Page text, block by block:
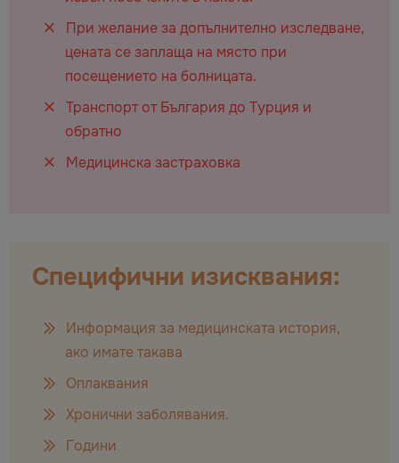
При желание за допълнително изследване,
цената се заплаща на място при
посещението на болницата.
Транспорт от България до Турция и
обратно
Медицинска застраховка
Специфични изисквания:
Информация за медицинската история,
ако имате такава
Оплаквания
Хронични заболявания.
Години